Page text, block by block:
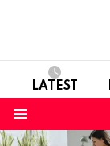
LATEST
LATEST